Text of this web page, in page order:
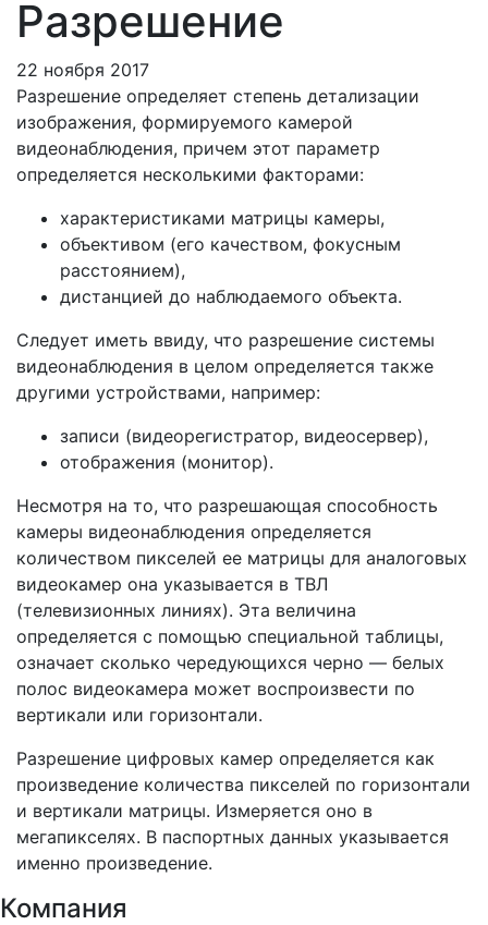
Разрешение
22 ноября 2017
Разрешение определяет степень детализации
изображения, формируемого камерой
видеонаблюдения, причем этот параметр
определяется несколькими факторами:
характеристиками матрицы камеры,
объективом (его качеством, фокусным
расстоянием),
дистанцией до наблюдаемого объекта.
Следует иметь ввиду, что разрешение системы
видеонаблюдения в целом определяется также
другими устройствами, например:
записи (видеорегистратор, видеосервер),
отображения (монитор).
Несмотря на то, что разрешающая способность
камеры видеонаблюдения определяется
количеством пикселей ее матрицы для аналоговых
видеокамер она указывается в ТВЛ
(телевизионных линиях). Эта величина
определяется с помощью специальной таблицы,
означает сколько чередующихся черно — белых
полос видеокамера может воспроизвести по
вертикали или горизонтали.
Разрешение цифровых камер определяется как
произведение количества пикселей по горизонтали
и вертикали матрицы. Измеряется оно в
мегапикселях. В паспортных данных указывается
именно произведение.
Компания